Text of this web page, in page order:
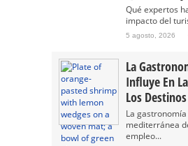
Qué expertos
impacto del
5 agosto, 2026
La
Influye En
Los
La
mediterránea
empleo...